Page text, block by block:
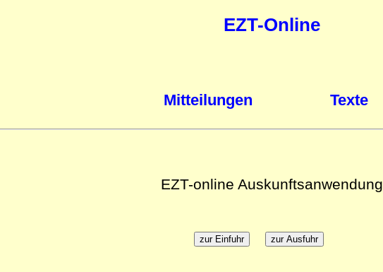
EZT-Online
Mitteilungen Texte
EZT-online Auskunftsanwendung